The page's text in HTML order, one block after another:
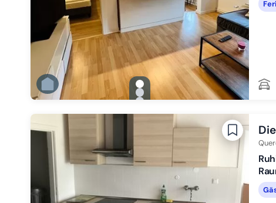
gallery.slide_selector
Zu Slide 1 wechseln
Zu Slide 2 wechseln
Zu Slide 4 wechseln
Zu Slide 5 wechseln